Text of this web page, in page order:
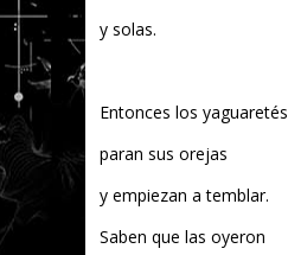
y solas.
Entonces los yaguaretés
paran sus orejas
y empiezan a temblar.
Saben que las oyeron